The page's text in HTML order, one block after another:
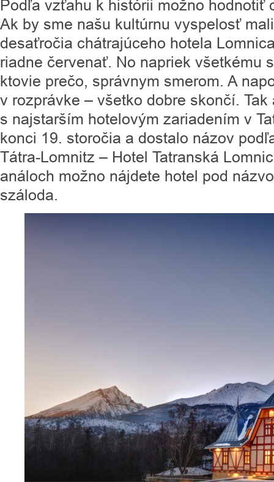
Podľa vzťahu k histórii možno hodnotiť
Ak by sme našu kultúrnu vyspelosť
desaťročia chátrajúceho hotela
riadne červenať. No napriek všetkému
ktovie prečo, správnym smerom. A
v rozprávke – všetko dobre skončí.
s najstarším hotelovým zariadením v
konci 19. storočia a dostalo názov
Tátra-Lomnitz – Hotel Tatranská
análoch možno nájdete hotel pod
száloda.